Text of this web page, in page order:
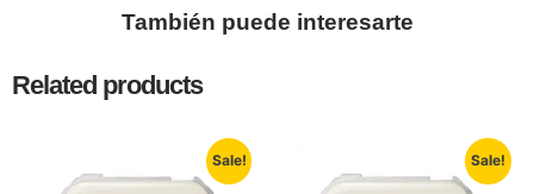
También puede interesarte
Related products
Sale! Sale!